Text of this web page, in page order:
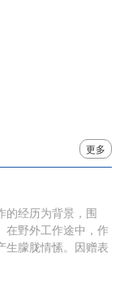
更多
的经历为背景，围
在野外工作途中，作
生朦胧情愫。因赠表